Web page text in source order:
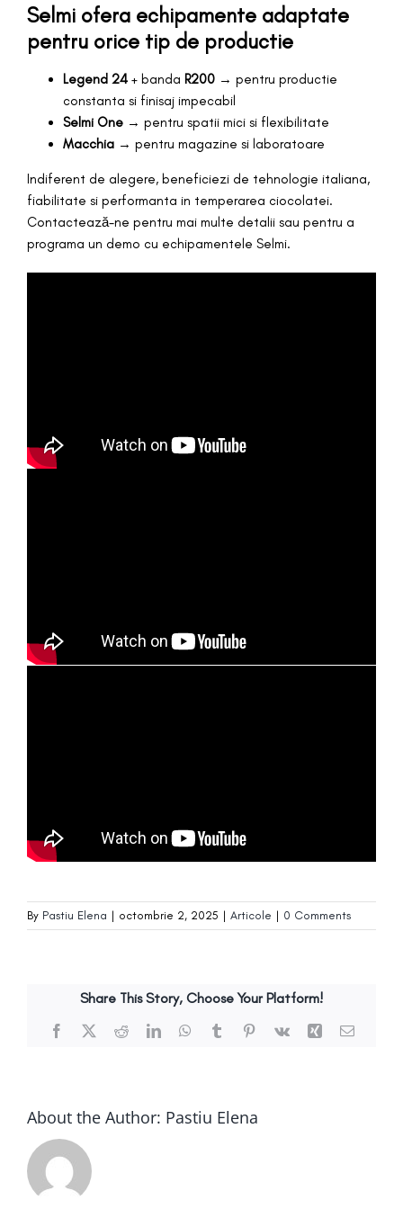
Selmi ofera echipamente adaptate
pentru orice tip de productie
Legend 24 + banda R200 → pentru productie
constanta si finisaj impecabil
Selmi One → pentru spatii mici si flexibilitate
Macchia → pentru magazine si laboratoare
Indiferent de alegere, beneficiezi de tehnologie italiana,
fiabilitate si performanta in temperarea ciocolatei.
Contactează-ne pentru mai multe detalii sau pentru a
programa un demo cu echipamentele Selmi.
By Pastiu Elena | octombrie 2, 2025 | Articole | 0 Comments
Share This Story, Choose Your Platform!
Facebook
X RedditLinkedInWhatsApp
TumblrPinterest
Vk Xing Email
About the Author: Pastiu Elena